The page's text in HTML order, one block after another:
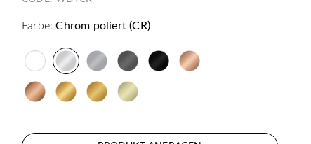
Farbe: Chrom poliert (CR)